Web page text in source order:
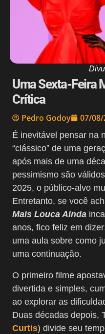
Uma Sexta-Feira
Crítica
Pedro Godoy 07/08/
É inevitável pensar na
“clássico” de uma
após mais de uma
pessimismo são
2025, o público-alvo
Entretanto, se você
Mais Louca Ainda
anos, fico feliz em
uma aula sobre como
uma continuação.
O primeiro filme
divertida e simples,
ao explorar as
Duas décadas depois,
Curtis) divide seu